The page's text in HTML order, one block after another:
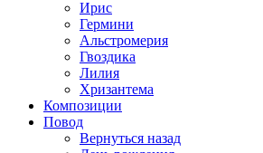
Ирис
Гермини
Альстромерия
Гвоздика
Лилия
Хризантема
Композиции
Повод
Вернуться назад